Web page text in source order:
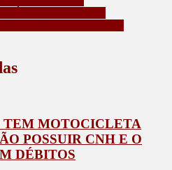
TEM MOTOCICLETA
POSSUIR CNH E O
DÉBITOS